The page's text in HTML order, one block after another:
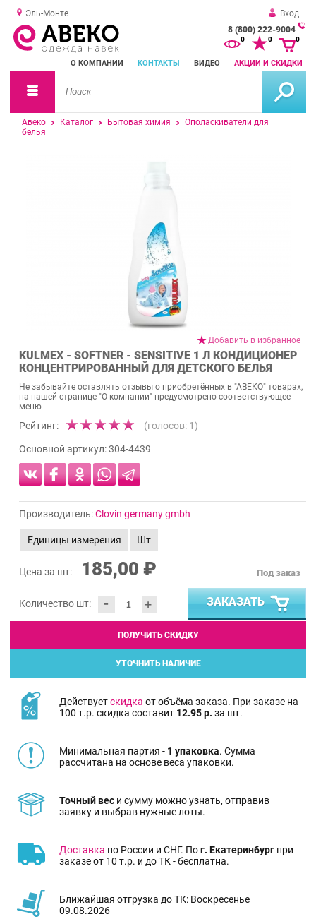
Эль-Монте
Вход
8 (800) 222-9004
О КОМПАНИИ КОНТАКТЫ ВИДЕО АКЦИИ И СКИДКИ
0 0 0
Авеко Каталог Бытовая химия
Ополаскиватели для
белья
Добавить в избранное
KULMEX - SOFTNER - SENSITIVE 1 Л КОНДИЦИОНЕР
КОНЦЕНТРИРОВАННЫЙ ДЛЯ ДЕТСКОГО БЕЛЬЯ
Не забывайте оставлять отзывы о приобретённых в "АВЕКО" товарах,
на нашей странице "О компании" предусмотрено соответствующее
меню
Рейтинг: (голосов: 1)
Основной артикул:304-4439
Производитель:Clovin germany gmbh
Единицы измерения Шт
Цена за шт: 185,00 ₽
Количество шт: - +
Под заказ
ЗАКАЗАТЬ
ПОЛУЧИТЬ СКИДКУ
УТОЧНИТЬ НАЛИЧИЕ
Действуетскидка от объёма заказа. При заказе на
100 т.р. скидка составит 12.95 р. за шт.
Минимальная партия - 1 упаковка. Сумма
рассчитана на основе веса упаковки.
Точный вес и сумму можно узнать, отправив
заявку и выбрав нужные лоты.
Доставка по России и СНГ. Пог. Екатеринбург при
заказе от 10 т.р. и до ТК - бесплатна.
Ближайшая отгрузка до ТК: Воскресенье
09.08.2026